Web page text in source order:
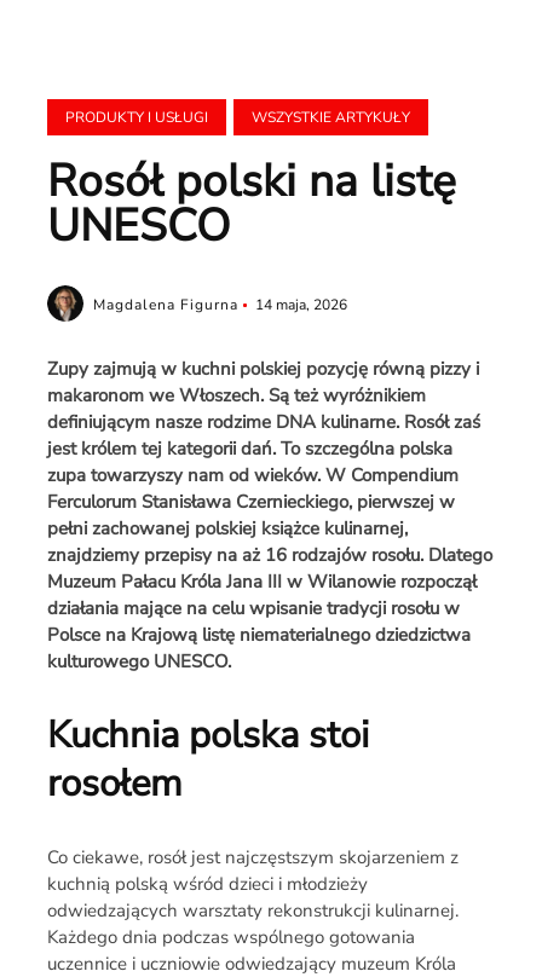
PRODUKTY I USŁUGI WSZYSTKIE ARTYKUŁY
Rosół polski na listę
UNESCO
Magdalena Figurna 14 maja, 2026
Zupy zajmują w kuchni polskiej pozycję równą pizzy i
makaronom we Włoszech. Są też wyróżnikiem
definiującym nasze rodzime DNA kulinarne. Rosół zaś
jest królem tej kategorii dań. To szczególna polska
zupa towarzyszy nam od wieków. W Compendium
Ferculorum Stanisława Czernieckiego, pierwszej w
pełni zachowanej polskiej książce kulinarnej,
znajdziemy przepisy na aż 16 rodzajów rosołu. Dlatego
Muzeum Pałacu Króla Jana III w Wilanowie rozpoczął
działania mające na celu wpisanie tradycji rosołu w
Polsce na Krajową listę niematerialnego dziedzictwa
kulturowego UNESCO.
Kuchnia polska stoi
rosołem
Co ciekawe, rosół jest najczęstszym skojarzeniem z
kuchnią polską wśród dzieci i młodzieży
odwiedzających warsztaty rekonstrukcji kulinarnej.
Każdego dnia podczas wspólnego gotowania
uczennice i uczniowie odwiedzający muzeum Króla